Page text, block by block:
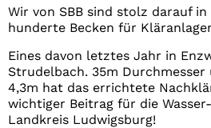
Wir von SBB sind stolz darauf
hunderte Becken für
Eines davon letztes Jahr in
Strudelbach. 35m Durchmesser
4,3m hat das errichtete
wichtiger Beitrag für die
Landkreis Ludwigsburg!